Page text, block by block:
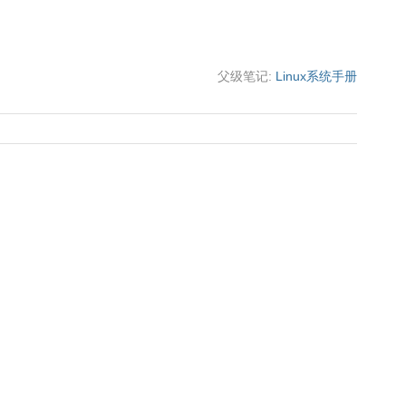
父级笔记: Linux系统手册